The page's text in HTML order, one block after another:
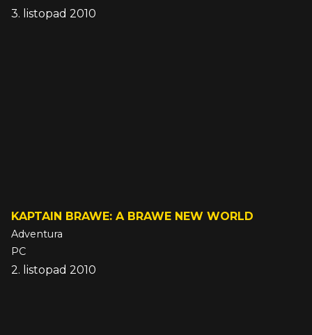
3. listopad 2010
KAPTAIN BRAWE: A BRAWE NEW WORLD
Adventura
PC
2. listopad 2010